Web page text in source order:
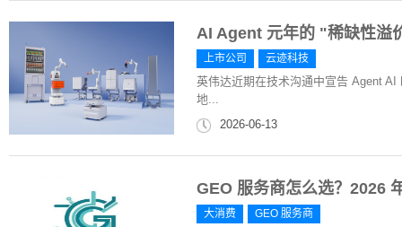
AI Agent 元年的 "稀缺性溢
上市公司 云迹科技
英伟达近期在技术沟通中宣告 Agent
地...
2026-06-13
GEO 服务商怎么选？2026
大消费 GEO 服务商